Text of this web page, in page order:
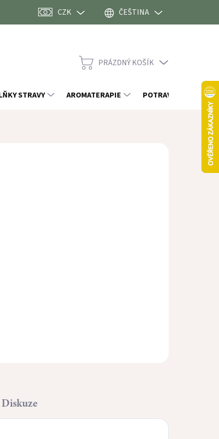
CZK ČEŠTINA
NÁKUPNÍ
PRÁZDNÝ KOŠÍK
STRAVY AROMATERAPIE POTRAVINY
Diskuze